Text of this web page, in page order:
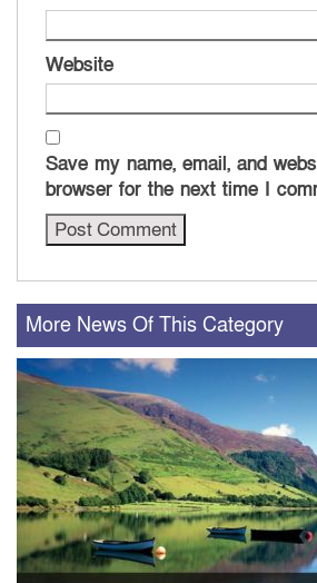
Website
Save my name, email, and
browser for the next time I
More News Of This Category